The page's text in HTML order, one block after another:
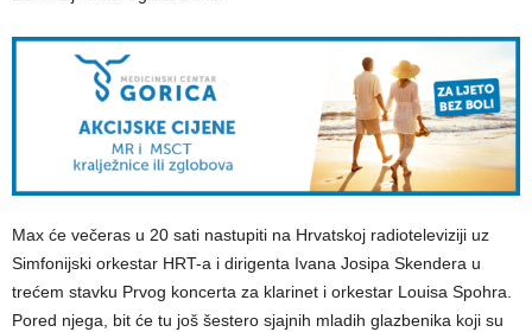
Max će večeras u 20 sati nastupiti na Hrvatskoj radioteleviziji uz
Simfonijski orkestar HRT-a i dirigenta Ivana Josipa Skendera u
trećem stavku Prvog koncerta za klarinet i orkestar Louisa Spohra.
Pored njega, bit će tu još šestero sjajnih mladih glazbenika koji su